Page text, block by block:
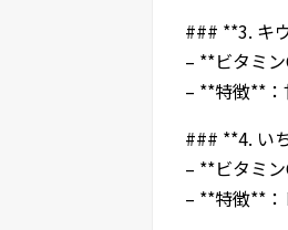
### **3. キ
– **ビタミ
– **特徴**：
### **4. い
– **ビタミ
– **特徴**：